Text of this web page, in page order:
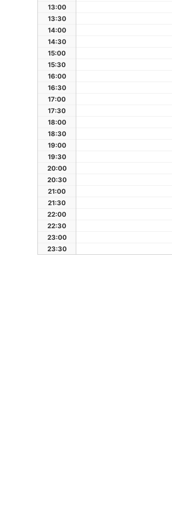
13:00
13:30
14:00
14:30
15:00
15:30
16:00
16:30
17:00
17:30
18:00
18:30
19:00
19:30
20:00
20:30
21:00
21:30
22:00
22:30
23:00
23:30